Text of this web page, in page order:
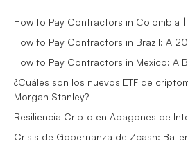
How to Pay Contractors in Colombia |
How to Pay Contractors in Brazil: A
How to Pay Contractors in Mexico: A
¿Cuáles son los nuevos ETF de
Morgan Stanley?
Resiliencia Cripto en Apagones de
Crisis de Gobernanza de Zcash: